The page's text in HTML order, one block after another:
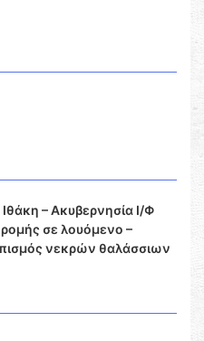
– Ακυβερνησία Ι/Φ
σε λουόμενο –
νεκρών θαλάσσιων